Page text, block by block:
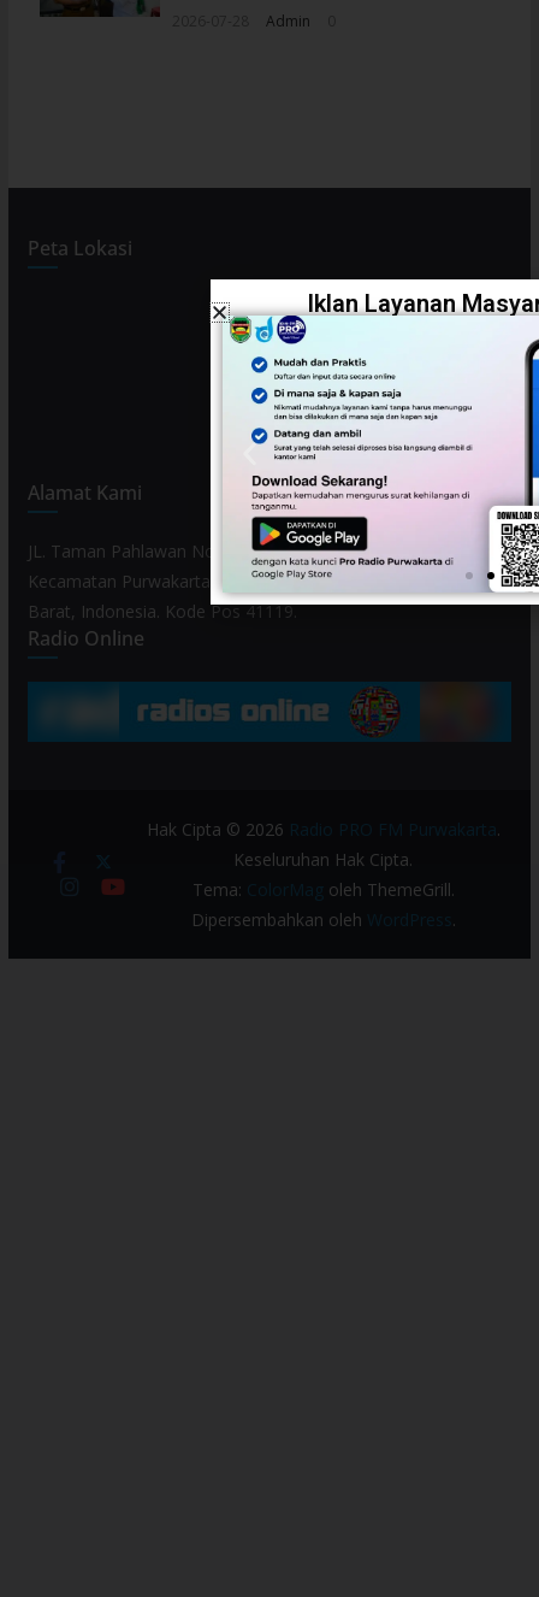
Admin
Peta Lokasi
Alamat Kami
JL. Taman Pahlawan No. 80, Kelurahan Purwamekar,
Kecamatan Purwakarta, Kabupaten Purwakarta, Provinsi Jawa
Barat, Indonesia. Kode Pos 41119.
Radio Online
Hak Cipta © 2026 Radio PRO FM Purwakarta.
Keseluruhan Hak Cipta.
Tema: ColorMagoleh ThemeGrill.
Dipersembahkan oleh WordPress .
Iklan Layanan